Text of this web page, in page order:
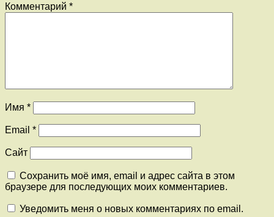
Комментарий *
Имя *
Email *
Сайт
Сохранить моё имя, email и адрес сайта в этом
браузере для последующих моих комментариев.
Уведомить меня о новых комментариях по email.